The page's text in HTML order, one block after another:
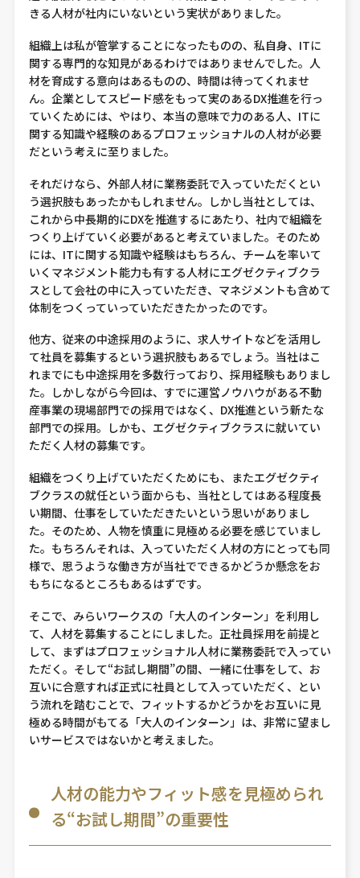
きる人材が社内にいないという実状がありました。
組織上は私が管掌することになったものの、私自身、ITに
関する専門的な知見があるわけではありませんでした。人
材を育成する意向はあるものの、時間は待ってくれませ
ん。企業としてスピード感をもって実のあるDX推進を行っ
ていくためには、やはり、本当の意味で力のある人、ITに
関する知識や経験のあるプロフェッショナルの人材が必要
だという考えに至りました。
それだけなら、外部人材に業務委託で入っていただくとい
う選択肢もあったかもしれません。しかし当社としては、
これから中長期的にDXを推進するにあたり、社内で組織を
つくり上げていく必要があると考えていました。そのため
には、ITに関する知識や経験はもちろん、チームを率いて
いくマネジメント能力も有する人材にエグゼクティブクラ
スとして会社の中に入っていただき、マネジメントも含めて
体制をつくっていっていただきたかったのです。
他方、従来の中途採用のように、求人サイトなどを活用し
て社員を募集するという選択肢もあるでしょう。当社はこ
れまでにも中途採用を多数行っており、採用経験もありまし
た。しかしながら今回は、すでに運営ノウハウがある不動
産事業の現場部門での採用ではなく、DX推進という新たな
部門での採用。しかも、エグゼクティブクラスに就いてい
ただく人材の募集です。
組織をつくり上げていただくためにも、またエグゼクティ
ブクラスの就任という面からも、当社としてはある程度長
い期間、仕事をしていただきたいという思いがありまし
た。そのため、人物を慎重に見極める必要を感じていまし
た。もちろんそれは、入っていただく人材の方にとっても同
様で、思うような働き方が当社でできるかどうか懸念をお
もちになるところもあるはずです。
そこで、みらいワークスの「大人のインターン」を利用し
て、人材を募集することにしました。正社員採用を前提と
して、まずはプロフェッショナル人材に業務委託で入ってい
ただく。そして“お試し期間”の間、一緒に仕事をして、お
互いに合意すれば正式に社員として入っていただく、とい
う流れを踏むことで、フィットするかどうかをお互いに見
極める時間がもてる「大人のインターン」は、非常に望まし
いサービスではないかと考えました。
人材の能力やフィット感を見極められ
る“お試し期間”の重要性